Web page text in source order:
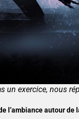
un exercice, nous
l’ambiance autour de